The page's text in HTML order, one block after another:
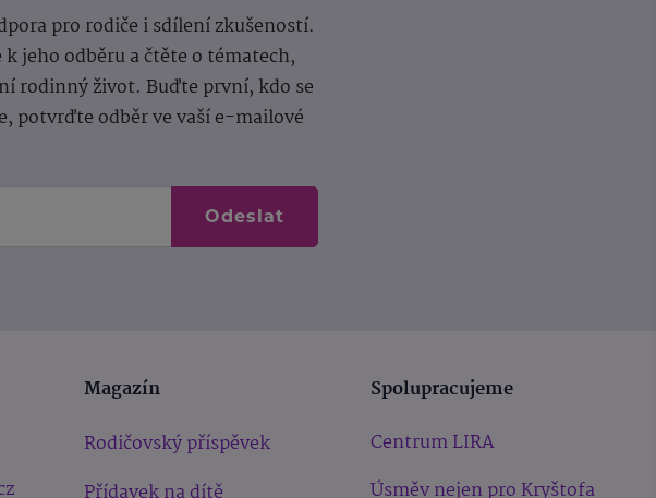
pro rodiče i sdílení zkušeností.
jeho odběru a čtěte o tématech,
rodinný život. Buďte první, kdo se
potvrďte odběr ve vaší e-mailové
Odeslat
Magazín
Rodičovský příspěvek
Spolupracujeme
Centrum LIRA
Úsměv nejen pro Kryštofa